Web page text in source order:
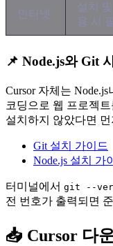
인터넷
설치
용 시
📌 Node.js와 Git
Cursor 자체는
코딩으로 웹 프로젝
설치하지 않았다면
Git 설치 가이드
Node.js 설치 가
터미널에서 git --
전 번호가 출력되면
📥 Cursor 다